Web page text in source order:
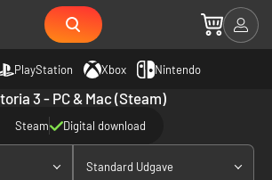
PlayStation Xbox Nintendo
3 - PC & Mac (Steam)
Steam Digital download
Standard Udgave